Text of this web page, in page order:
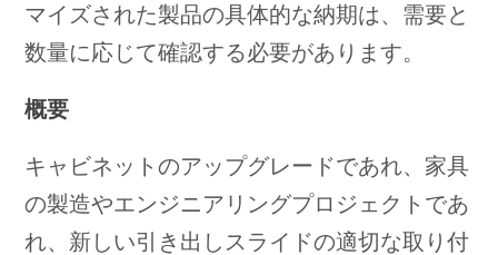
マイズされた製品の具体的な納期は、需要と
数量に応じて確認する必要があります。
概要
キャビネットのアップグレードであれ、家具
の製造やエンジニアリングプロジェクトであ
れ、新しい引き出しスライドの適切な取り付